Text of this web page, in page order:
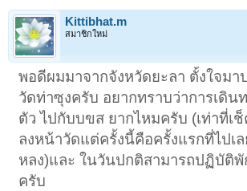
Kittibhat.m
สมาชิกใหม่
พอดีผมมาจากจังหวัดยะลา ตั้งใจม
วัดท่าซุงครับ อยากทราบว่าการเดิน
ตัว ไปกับบขส ยากไหมครับ (เท่าที่เ
ลงหน้าวัดแต่ครั้งนี้คือครั้งแรกที่ไปเ
หลง)และ ในวันปกติสามารถปฏิบัติพั
ครับ